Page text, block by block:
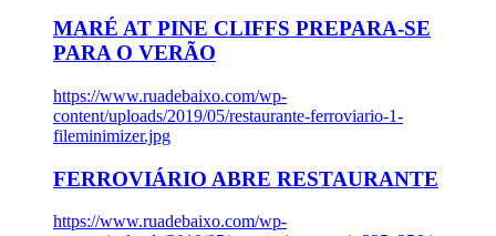
MARÉ AT PINE CLIFFS PREPARA-SE
PARA O VERÃO
https://www.ruadebaixo.com/wp-
content/uploads/2019/05/restaurante-ferroviario-1-
fileminimizer.jpg
FERROVIÁRIO ABRE RESTAURANTE
https://www.ruadebaixo.com/wp-